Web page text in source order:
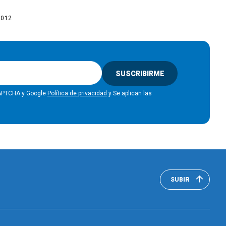
SUSCRIBIRME
y Google Política de privacidad y Se aplican las
SUBIR